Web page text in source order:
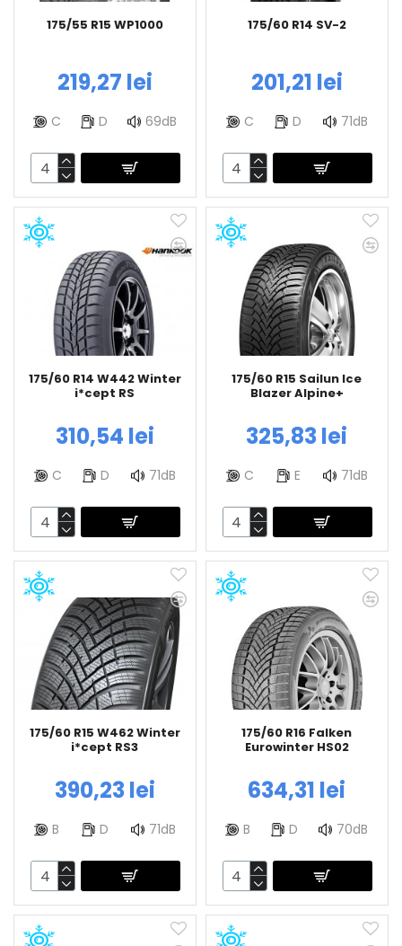
175/55 R15 WP1000
219,27 lei
C D 69dB
175/60 R14 SV-2
201,21 lei
C D 71dB
175/60 R14 W442 Winter
i*cept RS
310,54 lei
C D 71dB
175/60 R15 Sailun Ice
Blazer Alpine+
325,83 lei
C E 71dB
175/60 R15 W462 Winter
i*cept RS3
390,23 lei
B D 71dB
175/60 R16 Falken
Eurowinter HS02
634,31 lei
B D 70dB